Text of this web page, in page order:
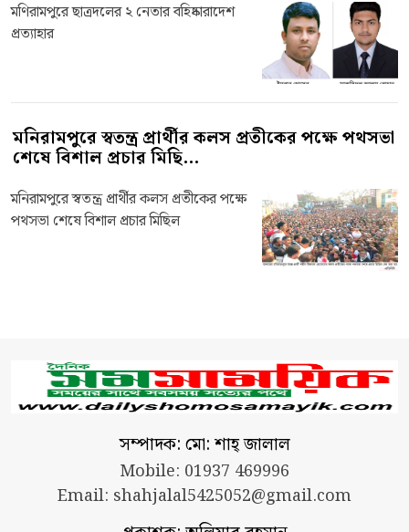
মণিরামপুরে ছাত্রদলের ২ নেতার বহিষ্কারাদেশ
প্রত্যাহার
মনিরামপুরে স্বতন্ত্র প্রার্থীর কলস প্রতীকের পক্ষে পথসভা
শেষে বিশাল প্রচার মিছি...
মনিরামপুরে স্বতন্ত্র প্রার্থীর কলস প্রতীকের পক্ষে
পথসভা শেষে বিশাল প্রচার মিছিল
সম্পাদক: মো: শাহ্ জালাল
Mobile: 01937 469996
Email: shahjalal5425052@gmail.com